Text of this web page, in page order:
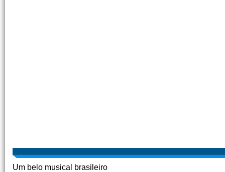
Um belo musical brasileiro